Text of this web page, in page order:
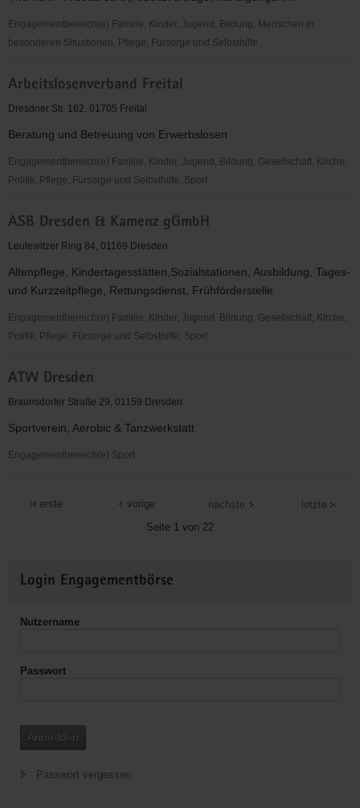
Dresden
e.V.
Engagementbereich(e) Familie, Kinder, Jugend, Bildung, Menschen in
besonderen Situationen, Pflege, Fürsorge und Selbsthilfe
Initiative
Dresden
V.
Arbeitslosenverband Freital
Dresdner Str. 162, 01705 Freital
Beratung und Betreuung von Erwerbslosen
Engagementbereich(e) Familie, Kinder, Jugend, Bildung, Gesellschaft, Kirche,
Politik, Pflege, Fürsorge und Selbsthilfe, Sport
Freital
ASB Dresden & Kamenz gGmbH
Leutewitzer Ring 84, 01169 Dresden
Altenpflege, Kindertagesstätten,Sozialstationen, Ausbildung, Tages-
und Kurzzeitpflege, Rettungsdienst, Frühförderstelle
Engagementbereich(e) Familie, Kinder, Jugend, Bildung, Gesellschaft, Kirche,
Politik, Pflege, Fürsorge und Selbsthilfe, Sport
Dresden
&
gGmbH
ATW Dresden
Braunsdorfer Straße 29, 01159 Dresden
Sportverein, Aerobic & Tanzwerkstatt
Engagementbereich(e) Sport
erste
vorige
Seite 1 von 22
nächste letzte
Informationen
Login Engagementbörse
Nutzername
Passwort
Anmelden
Passwort vergessen